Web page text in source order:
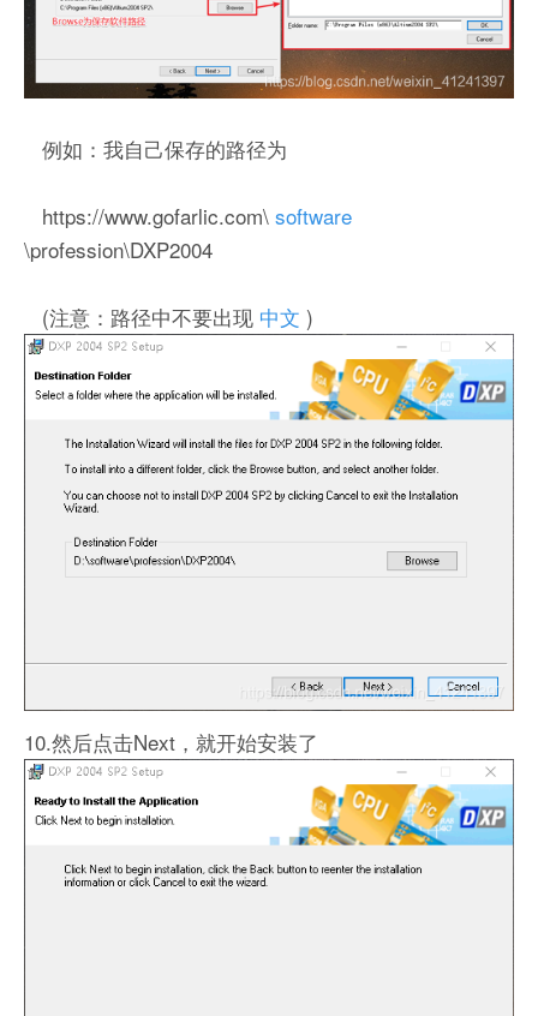
例如：我自己保存的路径为
https://www.gofarlic.com\ software
\profession\DXP2004
(注意：路径中不要出现 中文 )
10.然后点击Next，就开始安装了